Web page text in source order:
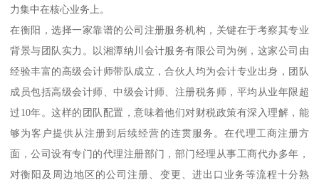
力集中在核心业务上。
在衡阳，选择一家靠谱的公司注册服务机构，关键在于考察其专业
背景与团队实力。以湘潭纳川会计服务有限公司为例，这家公司由
经验丰富的高级会计师带队成立，合伙人均为会计专业出身，团队
成员包括高级会计师、中级会计师、注册税务师，平均从业年限超
过10年。这样的团队配置，意味着他们对财税政策有深入理解，能
够为客户提供从注册到后续经营的连贯服务。在代理工商注册方
面，公司设有专门的代理注册部门，部门经理从事工商代办多年，
对衡阳及周边地区的公司注册、变更、进出口业务等流程十分熟